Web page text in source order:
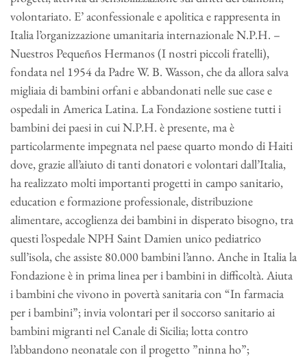
volontariato. E’ aconfessionale e apolitica e rappresenta in
Italia l’organizzazione umanitaria internazionale N.P.H. –
Nuestros Pequeños Hermanos (I nostri piccoli fratelli),
fondata nel 1954 da Padre W. B. Wasson, che da allora salva
migliaia di bambini orfani e abbandonati nelle sue case e
ospedali in America Latina. La Fondazione sostiene tutti i
bambini dei paesi in cui N.P.H. è presente, ma è
particolarmente impegnata nel paese quarto mondo di Haiti
dove, grazie all’aiuto di tanti donatori e volontari dall’Italia,
ha realizzato molti importanti progetti in campo sanitario,
education e formazione professionale, distribuzione
alimentare, accoglienza dei bambini in disperato bisogno, tra
questi l’ospedale NPH Saint Damien unico pediatrico
sull’isola, che assiste 80.000 bambini l’anno. Anche in Italia la
Fondazione è in prima linea per i bambini in difficoltà. Aiuta
i bambini che vivono in povertà sanitaria con “In farmacia
per i bambini”; invia volontari per il soccorso sanitario ai
bambini migranti nel Canale di Sicilia; lotta contro
l’abbandono neonatale con il progetto ”ninna ho”;